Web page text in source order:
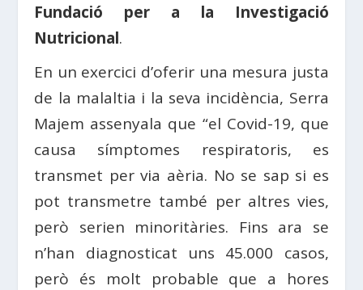
Fundació per a la Investigació
Nutricional.
En un exercici d’oferir una mesura justa
de la malaltia i la seva incidència, Serra
Majem assenyala que “el Covid-19, que
causa símptomes respiratoris, es
transmet per via aèria. No se sap si es
pot transmetre també per altres vies,
però serien minoritàries. Fins ara se
n’han diagnosticat uns 45.000 casos,
però és molt probable que a hores